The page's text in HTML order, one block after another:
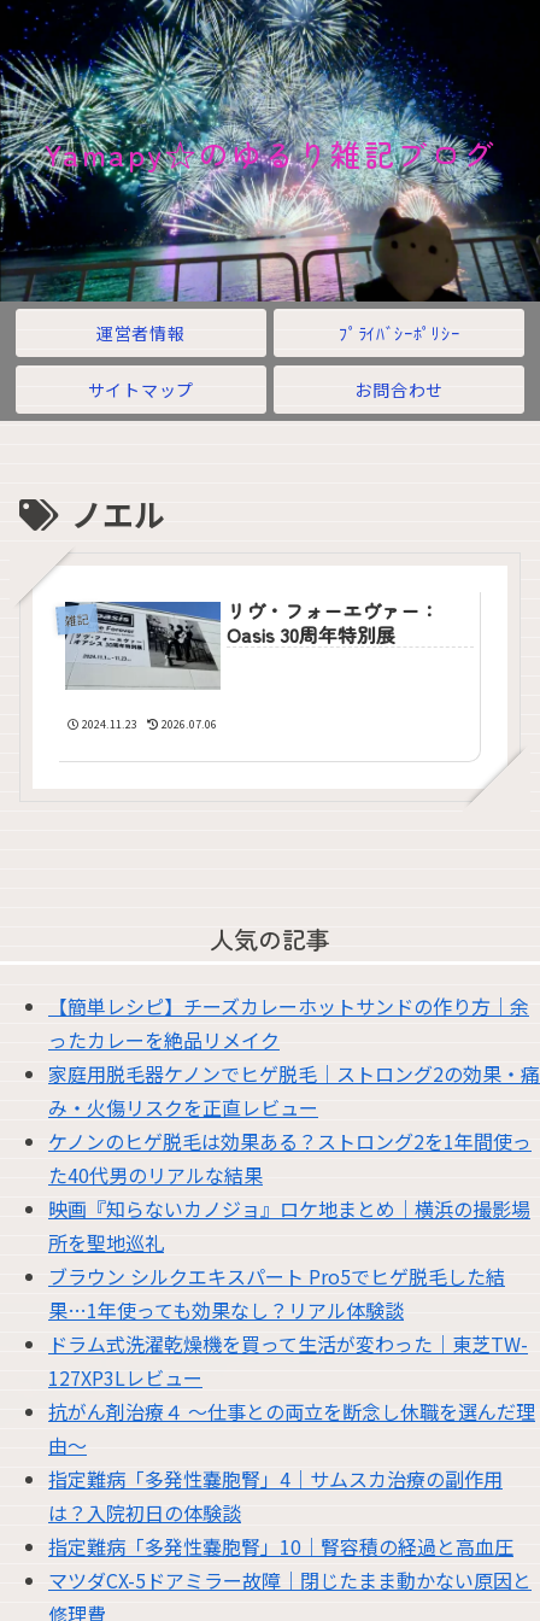
Yamapy☆のゆるり雑記ブログ
運営者情報 ﾌﾟﾗｲﾊﾞｼｰﾎﾟﾘｼｰ
サイトマップ お問合わせ
ノエル
雑記
リヴ・フォーエヴァー：
Oasis 30周年特別展
2024.11.23 2026.07.06
人気の記事
【簡単レシピ】チーズカレーホットサンドの作り方｜余
ったカレーを絶品リメイク
家庭用脱毛器ケノンでヒゲ脱毛｜ストロング2の効果・痛
み・火傷リスクを正直レビュー
ケノンのヒゲ脱毛は効果ある？ストロング2を1年間使っ
た40代男のリアルな結果
映画『知らないカノジョ』ロケ地まとめ｜横浜の撮影場
所を聖地巡礼
ブラウン シルクエキスパート Pro5でヒゲ脱毛した結
果…1年使っても効果なし？リアル体験談
ドラム式洗濯乾燥機を買って生活が変わった｜東芝TW-
127XP3Lレビュー
抗がん剤治療４ 〜仕事との両立を断念し休職を選んだ理
由〜
指定難病「多発性嚢胞腎」4｜サムスカ治療の副作用
は？入院初日の体験談
指定難病「多発性嚢胞腎」10｜腎容積の経過と高血圧
マツダCX-5ドアミラー故障｜閉じたまま動かない原因と
修理費